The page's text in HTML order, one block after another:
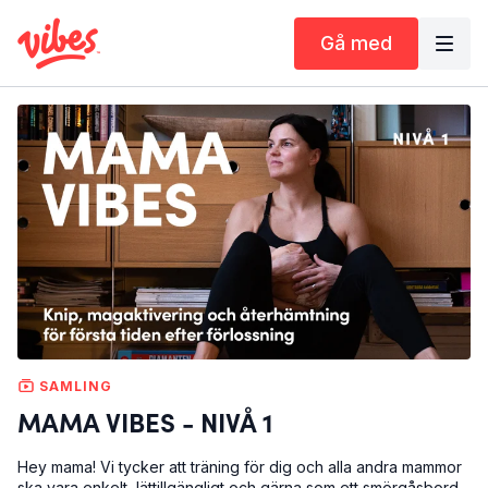
Gå med
SAMLING
MAMA VIBES - NIVÅ 1
Hey mama! Vi tycker att träning för dig och alla andra mammor